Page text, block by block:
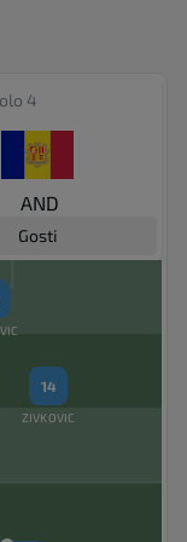
4
AND
Gosti
14
ZIVKOVIC